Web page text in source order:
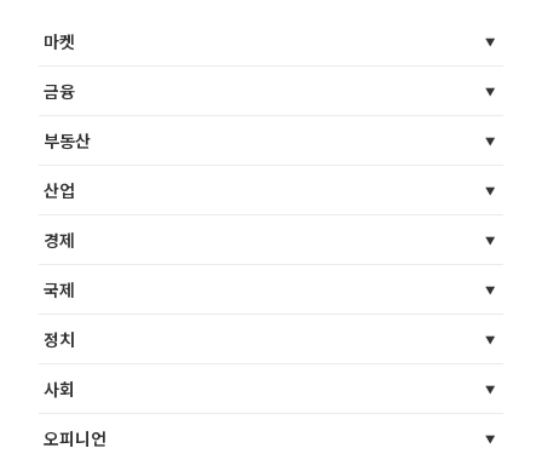
마켓
금융
부동산
산업
경제
국제
정치
사회
오피니언